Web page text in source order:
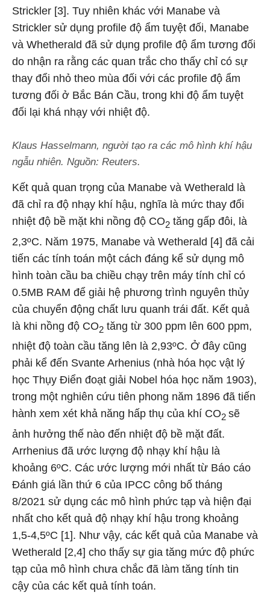
Strickler [3]. Tuy nhiên khác với Manabe và
Strickler sử dụng profile độ ẩm tuyệt đối, Manabe
và Whetherald đã sử dụng profile độ ẩm tương đối
do nhận ra rằng các quan trắc cho thấy chỉ có sự
thay đổi nhỏ theo mùa đối với các profile độ ẩm
tương đối ở Bắc Bán Cầu, trong khi độ ẩm tuyệt
đối lại khá nhạy với nhiệt độ.
Klaus Hasselmann, người tạo ra các mô hình khí hậu
ngẫu nhiên. Nguồn: Reuters.
Kết quả quan trọng của Manabe và Wetherald là
đã chỉ ra độ nhạy khí hậu, nghĩa là mức thay đổi
nhiệt độ bề mặt khi nồng độ CO2 tăng gấp đôi, là
2,3ºC. Năm 1975, Manabe và Wetherald [4] đã cải
tiến các tính toán một cách đáng kể sử dụng mô
hình toàn cầu ba chiều chạy trên máy tính chỉ có
0.5MB RAM để giải hệ phương trình nguyên thủy
của chuyển động chất lưu quanh trái đất. Kết quả
là khi nồng độ CO2 tăng từ 300 ppm lên 600 ppm,
nhiệt độ toàn cầu tăng lên là 2,93ºC. Ở đây cũng
phải kể đến Svante Arhenius (nhà hóa học vật lý
học Thụy Điển đoạt giải Nobel hóa học năm 1903),
trong một nghiên cứu tiên phong năm 1896 đã tiến
hành xem xét khả năng hấp thụ của khí CO2 sẽ
ảnh hưởng thế nào đến nhiệt độ bề mặt đất.
Arrhenius đã ước lượng độ nhạy khí hậu là
khoảng 6ºC. Các ước lượng mới nhất từ Báo cáo
Đánh giá lần thứ 6 của IPCC công bố tháng
8/2021 sử dụng các mô hình phức tạp và hiện đại
nhất cho kết quả độ nhạy khí hậu trong khoảng
1,5-4,5ºC [1]. Như vậy, các kết quả của Manabe và
Wetherald [2,4] cho thấy sự gia tăng mức độ phức
tạp của mô hình chưa chắc đã làm tăng tính tin
cậy của các kết quả tính toán.